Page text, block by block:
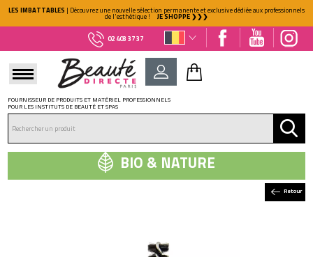
LES IMBATTABLES | Découvrez une nouvelle sélection permanente et exclusive dédiée aux professionnels
de l'esthétique ! JE SHOPPE ❯❯❯
02 403 37 37
FOURNISSEUR DE PRODUITS ET MATÉRIEL PROFESSIONNELS
POUR LES INSTITUTS DE BEAUTÉ ET SPAS
Retour
BIO & NATURE